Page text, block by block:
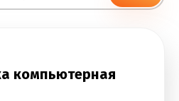
компьютерная